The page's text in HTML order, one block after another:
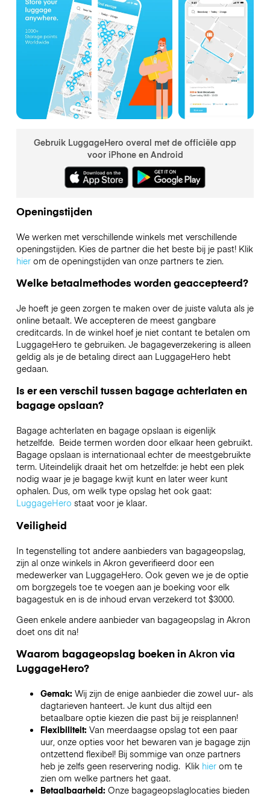
Gebruik LuggageHero overal met de officiële app
voor iPhone en Android
Openingstijden
We werken met verschillende winkels met verschillende
openingstijden. Kies de partner die het beste bij je past! Klik
hierom de openingstijden van onze partners te zien.
Welke betaalmethodes worden geaccepteerd?
Je hoeft je geen zorgen te maken over de juiste valuta als je
online betaalt. We accepteren de meest gangbare
creditcards. In de winkel hoef je niet contant te betalen om
LuggageHero te gebruiken. Je bagageverzekering is alleen
geldig als je de betaling direct aan LuggageHero hebt
gedaan.
Is er een verschil tussen bagage achterlaten en
bagage opslaan?
Bagage achterlaten en bagage opslaan is eigenlijk
hetzelfde. Beide termen worden door elkaar heen gebruikt.
Bagage opslaan is internationaal echter de meestgebruikte
term. Uiteindelijk draait het om hetzelfde: je hebt een plek
nodig waar je je bagage kwijt kunt en later weer kunt
ophalen. Dus, om welk type opslag het ook gaat:
LuggageHero staat voor je klaar.
Veiligheid
In tegenstelling tot andere aanbieders van bagageopslag,
zijn al onze winkels in Akrongeverifieerd door een
medewerker van LuggageHero. Ook geven we je de optie
om borgzegels toe te voegen aan je boeking voor elk
bagagestuk en is de inhoud ervan verzekerd tot $3000.
Geen enkele andere aanbieder van bagageopslag in Akron
doet ons dit na!
Waarom bagageopslag boeken inAkronvia
LuggageHero?
Gemak: Wij zijn de enige aanbieder die zowel uur- als
dagtarieven hanteert. Je kunt dus altijd een
betaalbare optie kiezen die past bij je reisplannen!
Flexibiliteit: Van meerdaagse opslag tot een paar
uur, onze opties voor het bewaren van je bagage zijn
ontzettend flexibel! Bij sommige van onze partners
heb je zelfs geen reservering nodig. Klik hierom te
zien om welke partners het gaat.
Betaalbaarheid: Onze bagageopslaglocaties bieden